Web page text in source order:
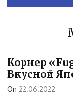
Корнер
Вкусной
On 22.06.2022